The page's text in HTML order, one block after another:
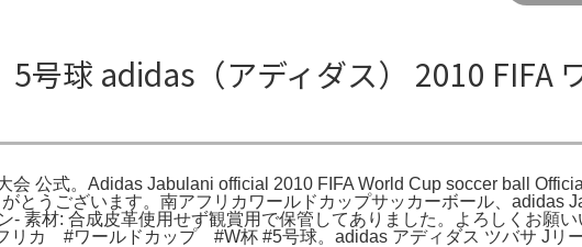
球 adidas（アディダス） 2010 FIFA
公式。Adidas Jabulani official 2010 FIFA World Cup soccer ball
とうございます。南アフリカワールドカップサッカーボール、adidas
- 素材: 合成皮革使用せず観賞用で保管してありました。よろしくお願
カ #ワールドカップ #W杯 #5号球。adidas アディダス ツバサ Jリ